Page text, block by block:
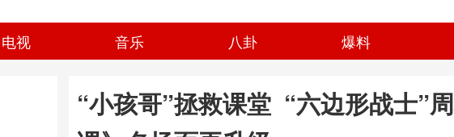
电视 音乐 八卦 爆料
“小孩哥”拯救课堂 “六边形战士”